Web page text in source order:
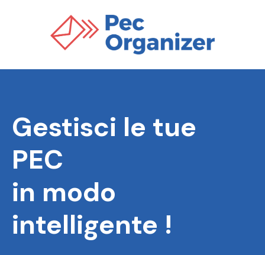
Gestisci le tue
PEC
in modo
intelligente !